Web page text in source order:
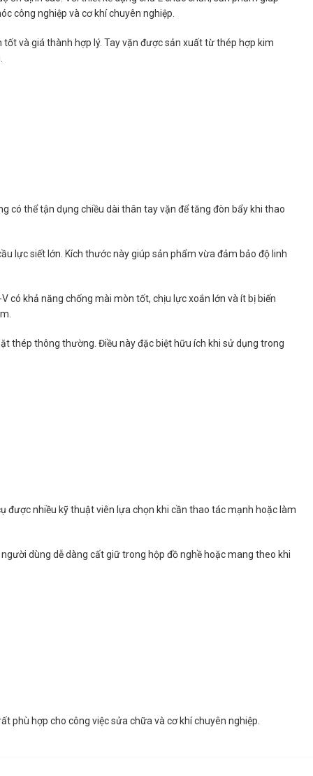
công nghiệp và cơ khí chuyên nghiệp.
và giá thành hợp lý. Tay vặn được sản xuất từ thép hợp kim
có thể tận dụng chiều dài thân tay vặn để tăng đòn bẩy khi thao
lực siết lớn. Kích thước này giúp sản phẩm vừa đảm bảo độ linh
có khả năng chống mài mòn tốt, chịu lực xoắn lớn và ít bị biến
thép thông thường. Điều này đặc biệt hữu ích khi sử dụng trong
được nhiều kỹ thuật viên lựa chọn khi cần thao tác mạnh hoặc làm
dùng dễ dàng cất giữ trong hộp đồ nghề hoặc mang theo khi
phù hợp cho công việc sửa chữa và cơ khí chuyên nghiệp.